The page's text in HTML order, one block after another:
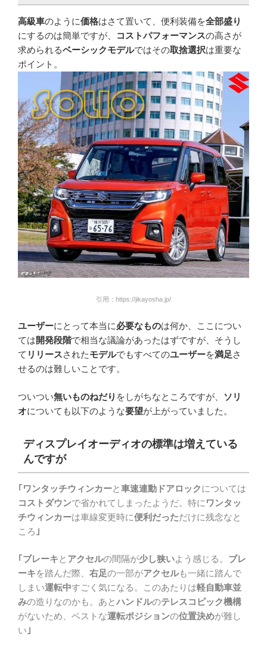
高級車のように価格はさて置いて、便利装備を全部盛り
にするのは簡単ですが、
コストパフォーマンスの高さが
求められるベーシックモデルではその取捨選択は重要な
ポイント。
引用：https://jikayosha.jp/
ユーザーにとって本当に必要なものは何か、ここについ
ては開発段階で相当な議論があったはずですが、そうし
て リリースされたモデルでもすべてのユーザーを満足さ
せるのは難しいことです。
ついつい無いものねだり をしがちなところですが、
ソリ
オについても以下のような要望が上がっていました。
ディスプレイオーディオの標準は増えている
んですが
｢ワンタッチウィンカーと車速連動ドアロックについては
コストダウンで省かれてしまったようだ。特に ワンタッ
チウィンカーは車線変更時に便利だっただけに残念なと
ころ ｣
｢ブレーキと アクセルの間隔が少し狭いよう感じる。 ブレ
ーキを踏んだ際、 右足の一部がアクセルも一緒に踏んで
しまい運転中すごく気になる。このあたりは軽自動車並
みの造りなのかも。あとハンドルのテレスコピック機構
がないため、ベストな運転ポジションの位置決めが難し
い ｣